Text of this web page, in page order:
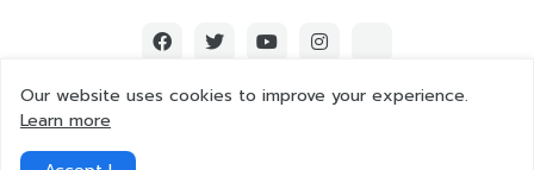
Our website uses cookies to improve your experience.
Learn more